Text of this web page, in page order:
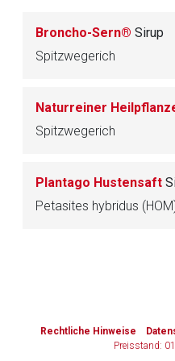
Broncho-Sern® Sirup
Spitzwegerich
Naturreiner
Spitzwegerich
Plantago Hustensaft
Petasites hybridus
Rechtliche Hinweise
Preisstand:
Zurück